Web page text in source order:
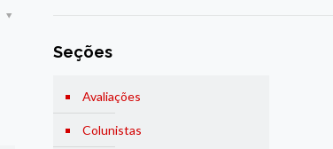
Seções
Avaliações
Colunistas